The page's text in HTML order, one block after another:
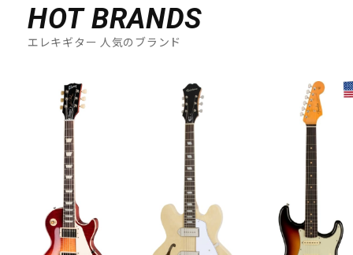
HOT BRANDS
エレキギター 人気のブランド